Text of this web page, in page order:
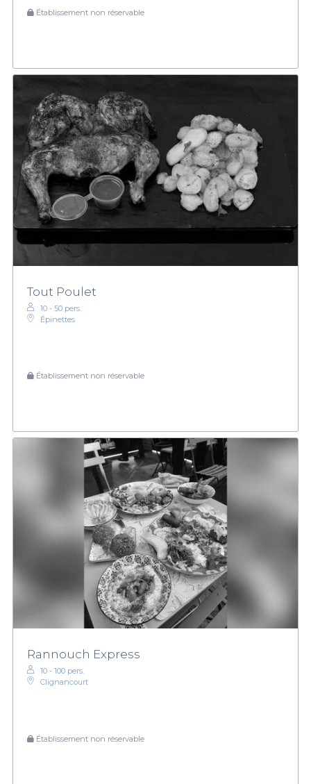
Établissement non réservable
Tout Poulet
10 - 50 pers.
Épinettes
Établissement non réservable
Rannouch Express
10 - 100 pers.
Clignancourt
Établissement non réservable